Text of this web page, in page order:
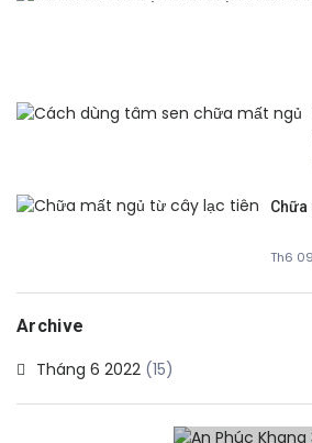
Chữa
Th6
Archive
Tháng 6 2022 (15)